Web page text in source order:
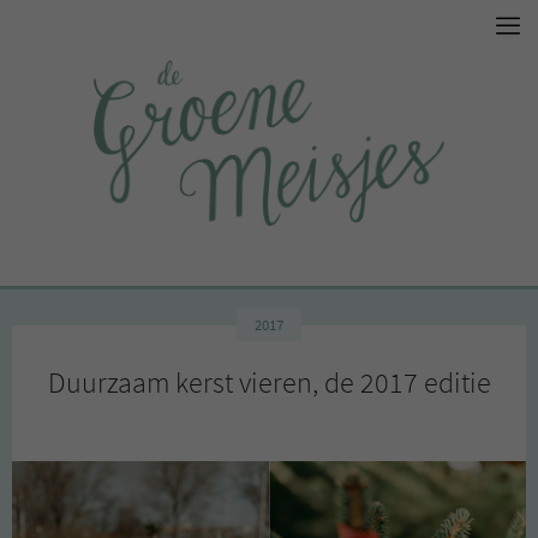
2017
Duurzaam kerst vieren, de 2017 editie